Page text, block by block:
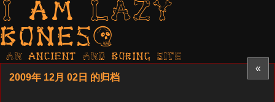
I am LAZY
bones?
AN ancient AND boring SITE
«
2009年 12月 02日 的归档